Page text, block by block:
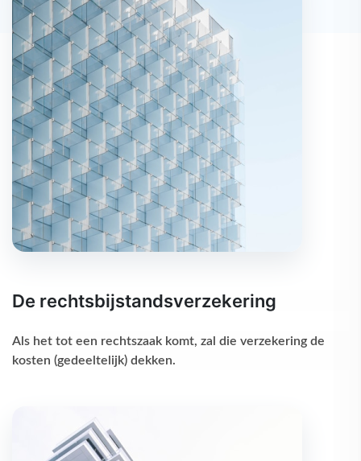
De rechtsbijstandsverzekering
Als het tot een rechtszaak komt, zal die verzekering de
kosten (gedeeltelijk) dekken.